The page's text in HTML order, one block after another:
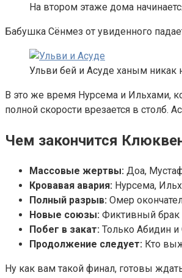
На втором этаже дома
Бабушка Сёнмез от увиденного
Ульви бей и Асуде ханым никак
В это же время Нурсема и Ильхами,
полной скорости врезается в
Чем закончится
Массовые жертвы: Доа,
Кровавая авария: Нурсема,
Полный разрыв: Омер
Новые союзы: Фиктивный брак
Побег в закат: Только Абидин и
Продолжение следует: Кто
Ну как вам такой финал, готовы